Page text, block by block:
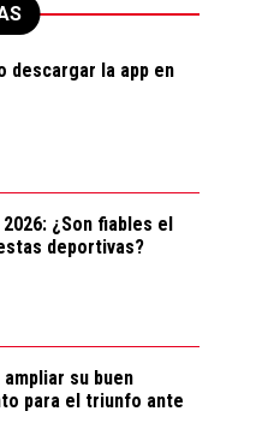
descargar la app en
¿Son fiables el
deportivas?
su buen
para el triunfo ante